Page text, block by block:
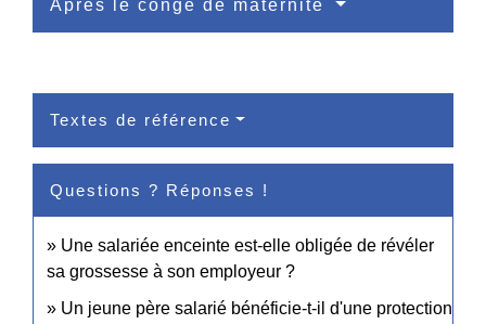
Après le congé de maternité
Textes de référence
Questions ? Réponses !
Une salariée enceinte est-elle obligée de révéler
sa grossesse à son employeur ?
Un jeune père salarié bénéficie-t-il d'une protection